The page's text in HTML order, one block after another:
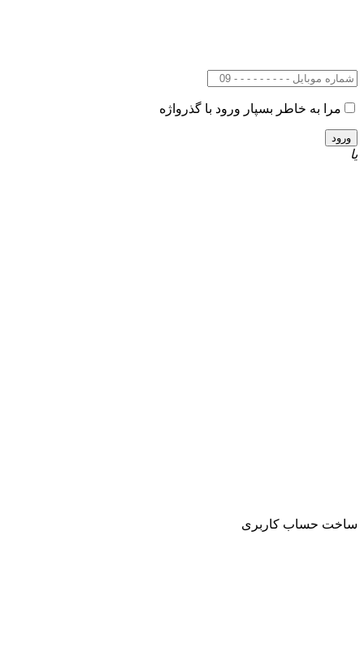
مرا به خاطر بسپار ورود با گذرواژه
یا
ساخت حساب کاربری